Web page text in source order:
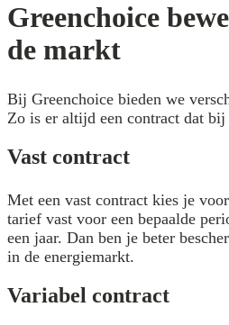
Greenchoice
de markt
Bij Greenchoice bieden we
Zo is er altijd een contract dat bij
Vast contract
Met een vast contract kies je
tarief vast voor een bepaalde
een jaar. Dan ben je beter
in de energiemarkt.
Variabel contract